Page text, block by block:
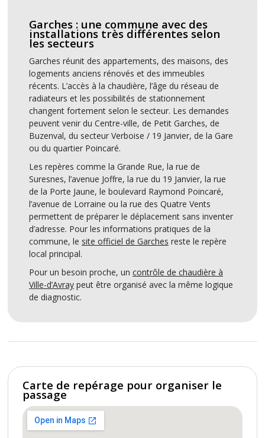
Garches : une commune avec des
installations très différentes selon
les secteurs
Garches réunit des appartements, des maisons, des
logements anciens rénovés et des immeubles
récents. L’accès à la chaudière, l’âge du réseau de
radiateurs et les possibilités de stationnement
changent fortement selon le secteur. Les demandes
peuvent venir du Centre-ville, de Petit Garches, de
Buzenval, du secteur Verboise / 19 Janvier, de la Gare
ou du quartier Poincaré.
Les repères comme la Grande Rue, la rue de
Suresnes, l’avenue Joffre, la rue du 19 Janvier, la rue
de la Porte Jaune, le boulevard Raymond Poincaré,
l’avenue de Lorraine ou la rue des Quatre Vents
permettent de préparer le déplacement sans inventer
d’adresse. Pour les informations pratiques de la
commune, le site officiel de Garches reste le repère
local principal.
Pour un besoin proche, un contrôle de chaudière à
Ville-d’Avray peut être organisé avec la même logique
de diagnostic.
Carte de repérage pour organiser le
passage